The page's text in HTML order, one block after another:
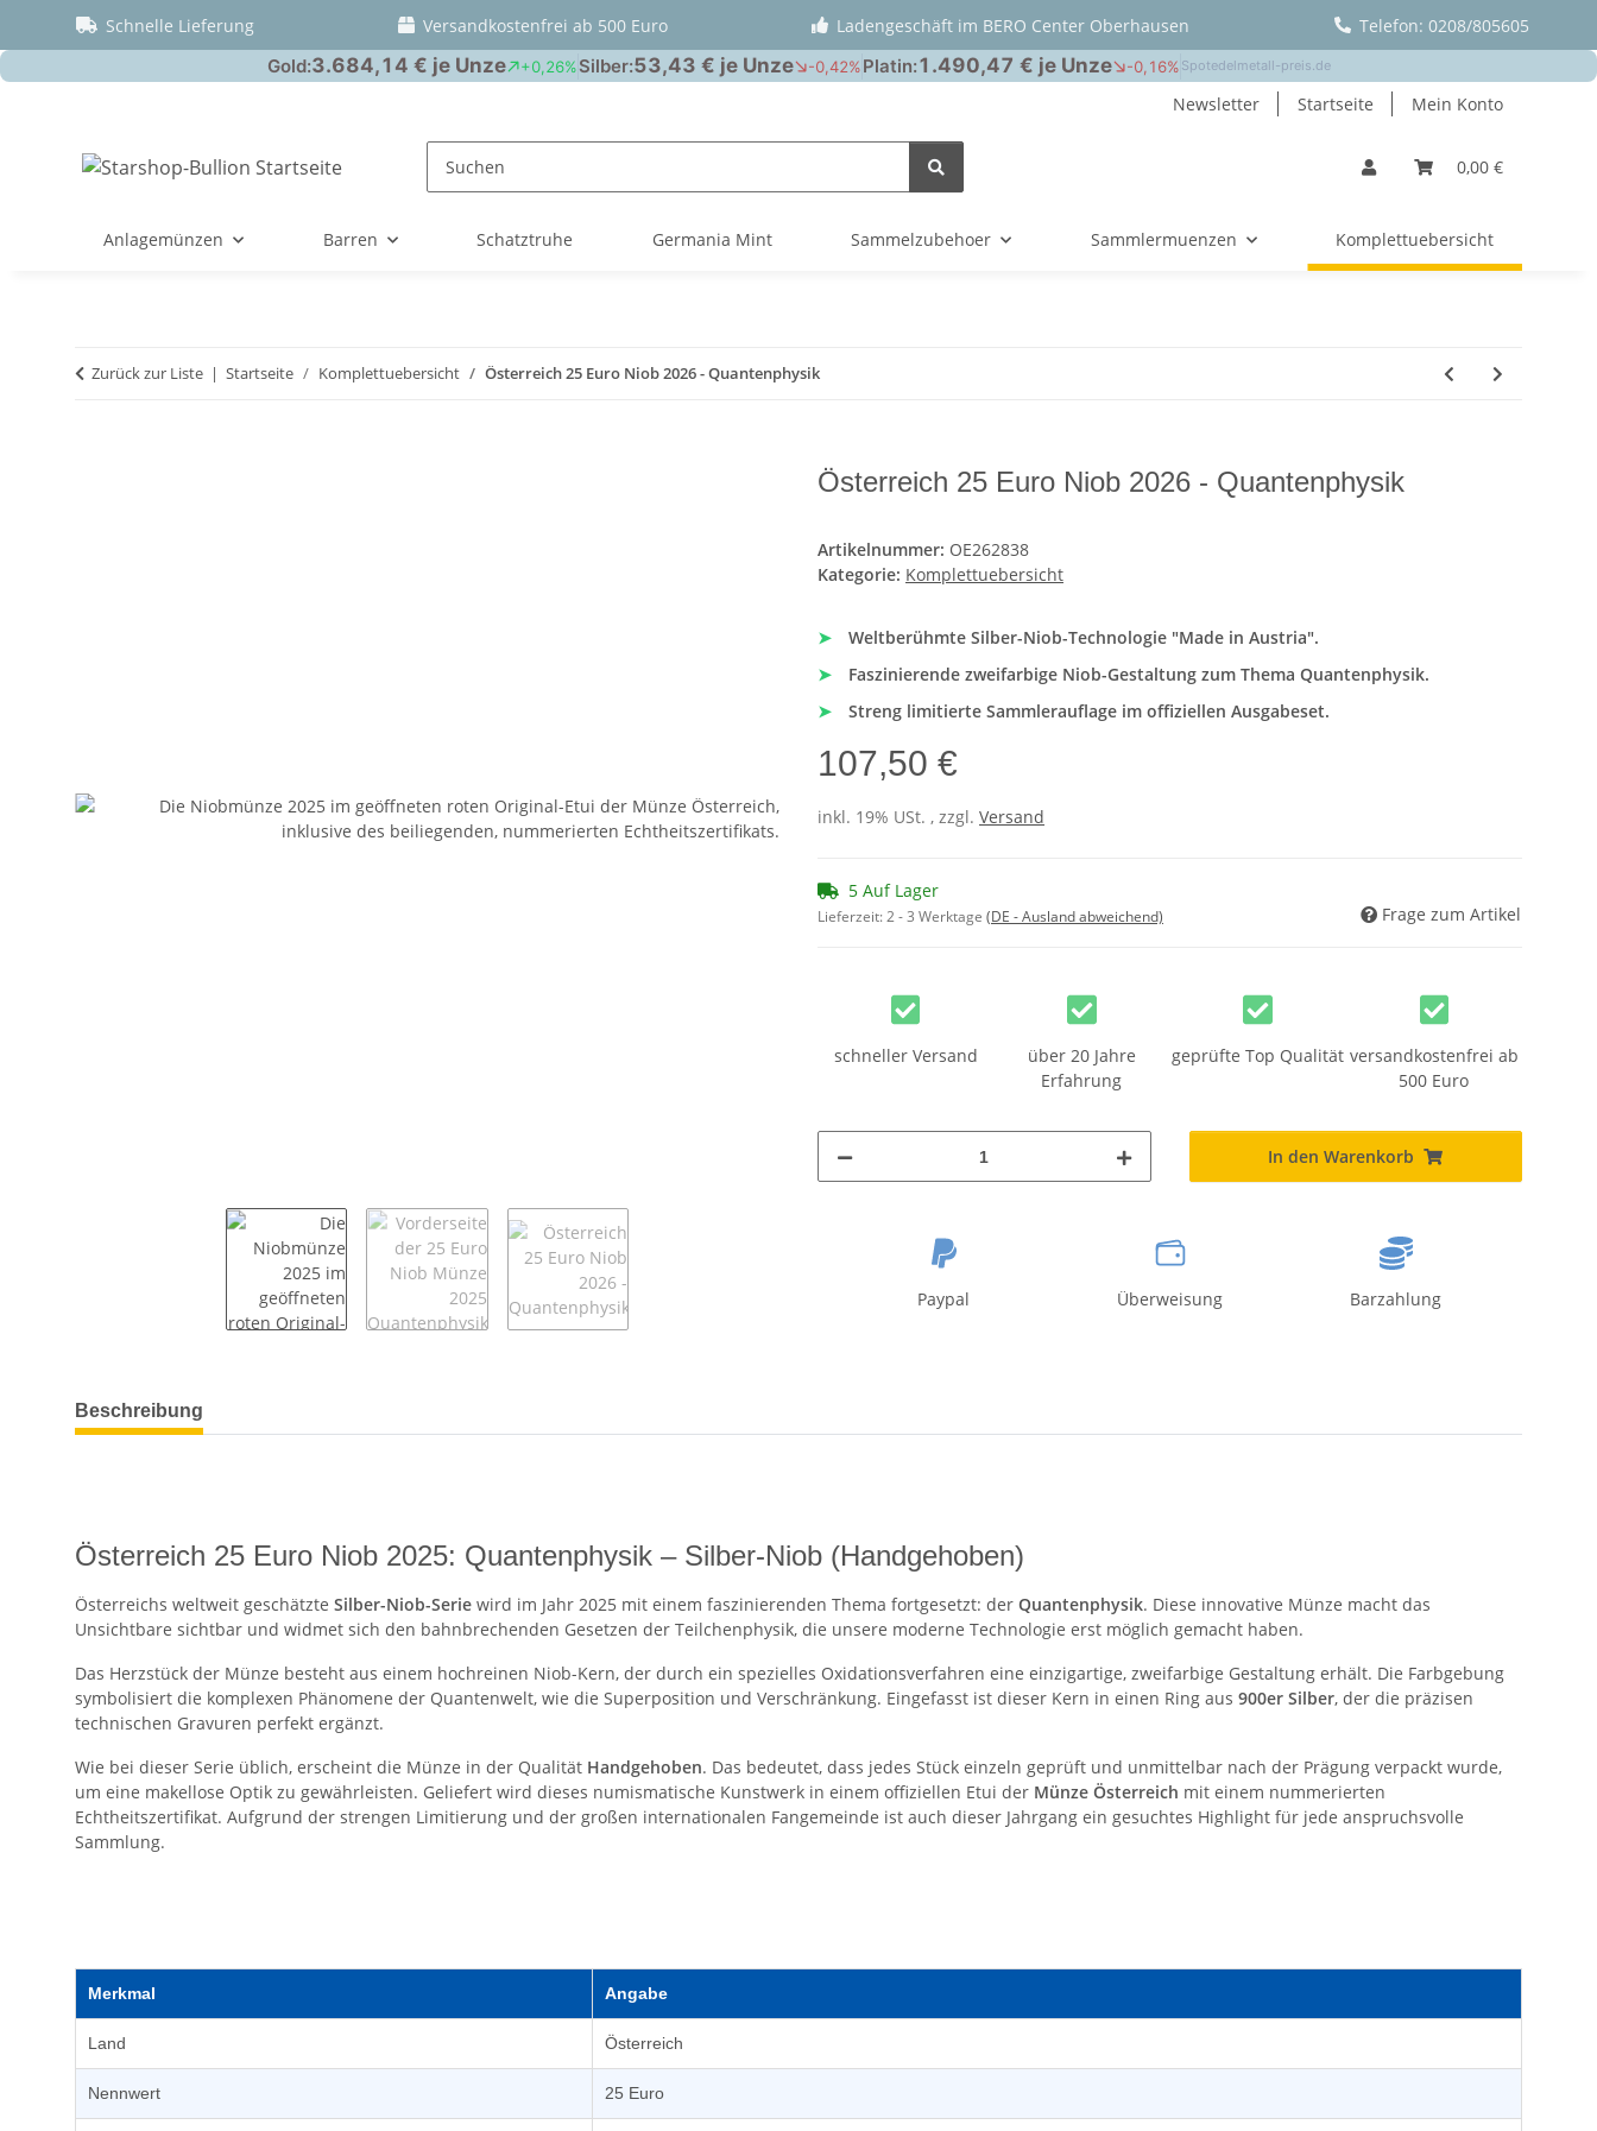
Schnelle Lieferung Versandkostenfrei ab 500 Euro Ladengeschäft im BERO Center Oberhausen Telefon: 0208/805605
Newsletter Startseite Mein Konto
0,00 €
Anlagemünzen Barren Schatztruhe Germania Mint Sammelzubehoer Sammlermuenzen Komplettuebersicht
Zurück zur Liste Startseite Komplettuebersicht Österreich 25 Euro Niob 2026 - Quantenphysik
Österreich 25 Euro Niob 2026 - Quantenphysik
Artikelnummer: OE262838
Kategorie: Komplettuebersicht
➤
Weltberühmte Silber-Niob-Technologie "Made in Austria".
➤
Faszinierende zweifarbige Niob-Gestaltung zum Thema Quantenphysik.
➤
Streng limitierte Sammlerauflage im offiziellen Ausgabeset.
107,50 €
inkl. 19% USt. , zzgl. Versand
5 Auf Lager
Lieferzeit:2 - 3 Werktage (DE - Ausland abweichend) Frage zum Artikel
schneller Versand
über 20 Jahre
Erfahrung
geprüfte Top Qualität versandkostenfrei ab
500 Euro
In den Warenkorb
Paypal Überweisung Barzahlung
weitere Registerkarten anzeigen
Beschreibung
Österreich 25 Euro Niob 2025: Quantenphysik – Silber-Niob (Handgehoben)
Österreichs weltweit geschätzte Silber-Niob-Serie wird im Jahr 2025 mit einem faszinierenden Thema fortgesetzt: der Quantenphysik. Diese innovative Münze macht das
Unsichtbare sichtbar und widmet sich den bahnbrechenden Gesetzen der Teilchenphysik, die unsere moderne Technologie erst möglich gemacht haben.
Das Herzstück der Münze besteht aus einem hochreinen Niob-Kern, der durch ein spezielles Oxidationsverfahren eine einzigartige, zweifarbige Gestaltung erhält. Die Farbgebung
symbolisiert die komplexen Phänomene der Quantenwelt, wie die Superposition und Verschränkung. Eingefasst ist dieser Kern in einen Ring aus 900er Silber, der die präzisen
technischen Gravuren perfekt ergänzt.
Wie bei dieser Serie üblich, erscheint die Münze in der Qualität Handgehoben. Das bedeutet, dass jedes Stück einzeln geprüft und unmittelbar nach der Prägung verpackt wurde,
um eine makellose Optik zu gewährleisten. Geliefert wird dieses numismatische Kunstwerk in einem offiziellen Etui der Münze Österreich mit einem nummerierten
Echtheitszertifikat. Aufgrund der strengen Limitierung und der großen internationalen Fangemeinde ist auch dieser Jahrgang ein gesuchtes Highlight für jede anspruchsvolle
Sammlung.
Merkmal Angabe
Land Österreich
Nennwert 25 Euro